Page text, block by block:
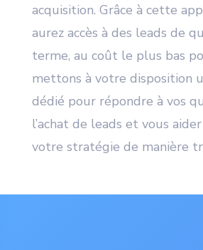
acquisition. Grâce à cette
aurez accès à des leads de
terme, au coût le plus bas
mettons à votre disposition
dédié pour répondre à vos
l’achat de leads et vous
votre stratégie de manière